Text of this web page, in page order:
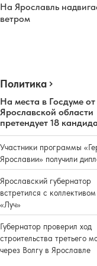
На Ярославль
ветром
Политика
На места в Госдуме от
Ярославской области
претендует 18
Участники программы
Ярославии» получили
Ярославский губернатор
встретился с
«Луч»
Губернатор проверил ход
строительства третьего
через Волгу в Ярославле